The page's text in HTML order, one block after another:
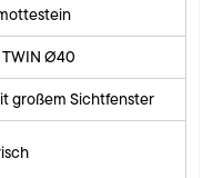
TWIN Ø40
großem Sichtfenster